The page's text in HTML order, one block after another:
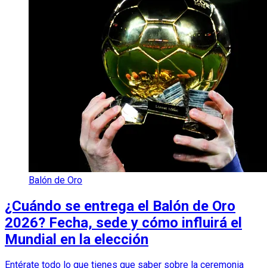
Balón de Oro
¿Cuándo se entrega el Balón de Oro
2026? Fecha, sede y cómo influirá el
Mundial en la elección
Entérate todo lo que tienes que saber sobre la ceremonia